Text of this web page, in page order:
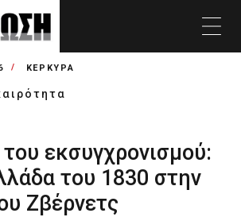
ΚΕΡΚΥΡΑ
εκσυγχρονισμού:
του 1830 στην
Ζβέρνετς